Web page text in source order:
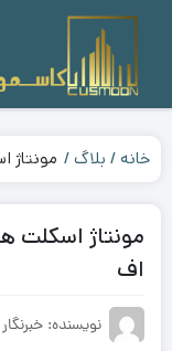
خانه بلاگ مونتاژ
مونتاژ اسکلت
اف
نویسنده: خبرنگار